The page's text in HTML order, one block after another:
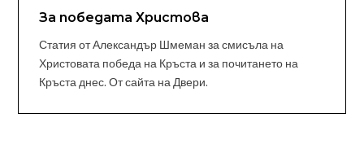
За победата Христова
Статия от Александър Шмеман за смисъла на
Христовата победа на Кръста и за почитането на
Кръста днес. От сайта на Двери.